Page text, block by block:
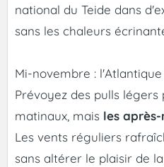
national du Teide dans
sans les chaleurs
Mi-novembre :
Prévoyez des pulls
matinaux, mais les
Les vents réguliers
sans altérer le plaisir de